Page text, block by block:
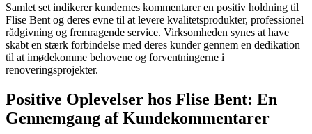
Samlet set indikerer kundernes kommentarer en positiv holdning til
Flise Bent og deres evne til at levere kvalitetsprodukter, professionel
rådgivning og fremragende service. Virksomheden synes at have
skabt en stærk forbindelse med deres kunder gennem en dedikation
til at imødekomme behovene og forventningerne i
renoveringsprojekter.
Positive Oplevelser hos Flise Bent: En
Gennemgang af Kundekommentarer